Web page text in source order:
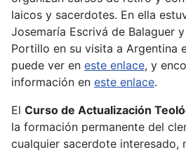
laicos y sacerdotes. En ella
Josemaría Escrivá de Balaguer
Portillo en su visita a Argentina
puede ver en este enlace, y
información en este enlace.
El Curso de Actualización
la formación permanente del
cualquier sacerdote interesado,